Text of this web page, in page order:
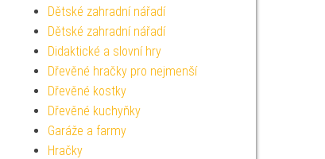
Dětské zahradní nářadí
Dětské zahradní nářadí
Didaktické a slovní hry
Dřevěné hračky pro nejmenší
Dřevěné kostky
Dřevěné kuchyňky
Garáže a farmy
Hračky